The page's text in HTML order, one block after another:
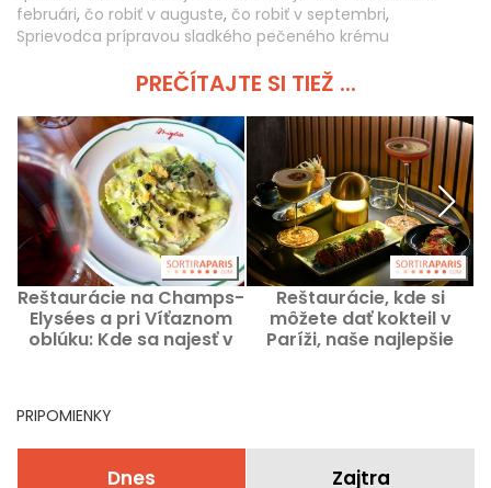
februári, čo robiť v auguste, čo robiť v septembri,
Sprievodca prípravou sladkého pečeného krému
PREČÍTAJTE SI TIEŽ ...
Reštaurácie na Champs-
Elysées a pri Víťaznom
oblúku: Kde sa najesť v
Reštaurácie, kde si
môžete dať kokteil v
Paríži, naše najlepšie
PRIPOMIENKY
Dnes Zajtra